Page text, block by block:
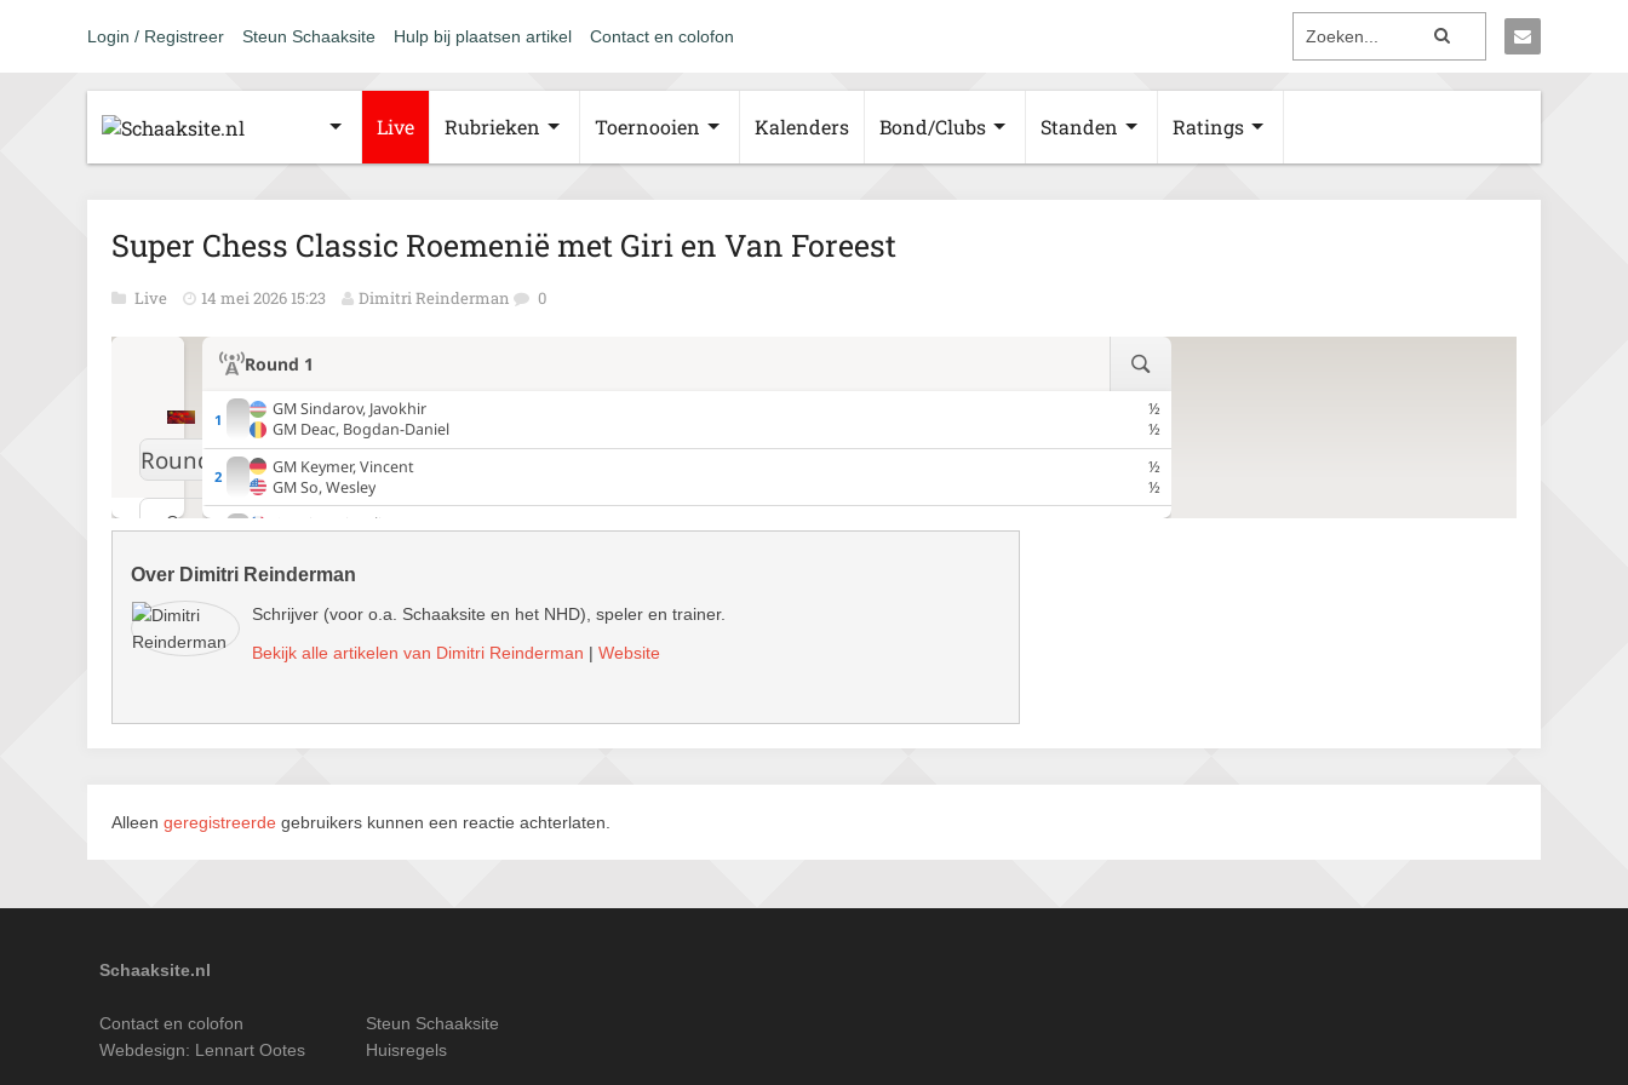
Login / Registreer Steun Schaaksite Hulp bij plaatsen artikel Contact en colofon
Live Rubrieken Toernooien Kalenders Bond/Clubs Standen Ratings
Super Chess Classic Roemenië met Giri en Van Foreest
Live 14 mei 2026 15:23 Dimitri Reinderman 0
Over Dimitri Reinderman
Schrijver (voor o.a. Schaaksite en het NHD), speler en trainer.
Bekijk alle artikelen van Dimitri Reinderman | Website
Alleen geregistreerde gebruikers kunnen een reactie achterlaten.
Schaaksite.nl
Contact en colofon
Webdesign: Lennart Ootes
Steun Schaaksite
Huisregels